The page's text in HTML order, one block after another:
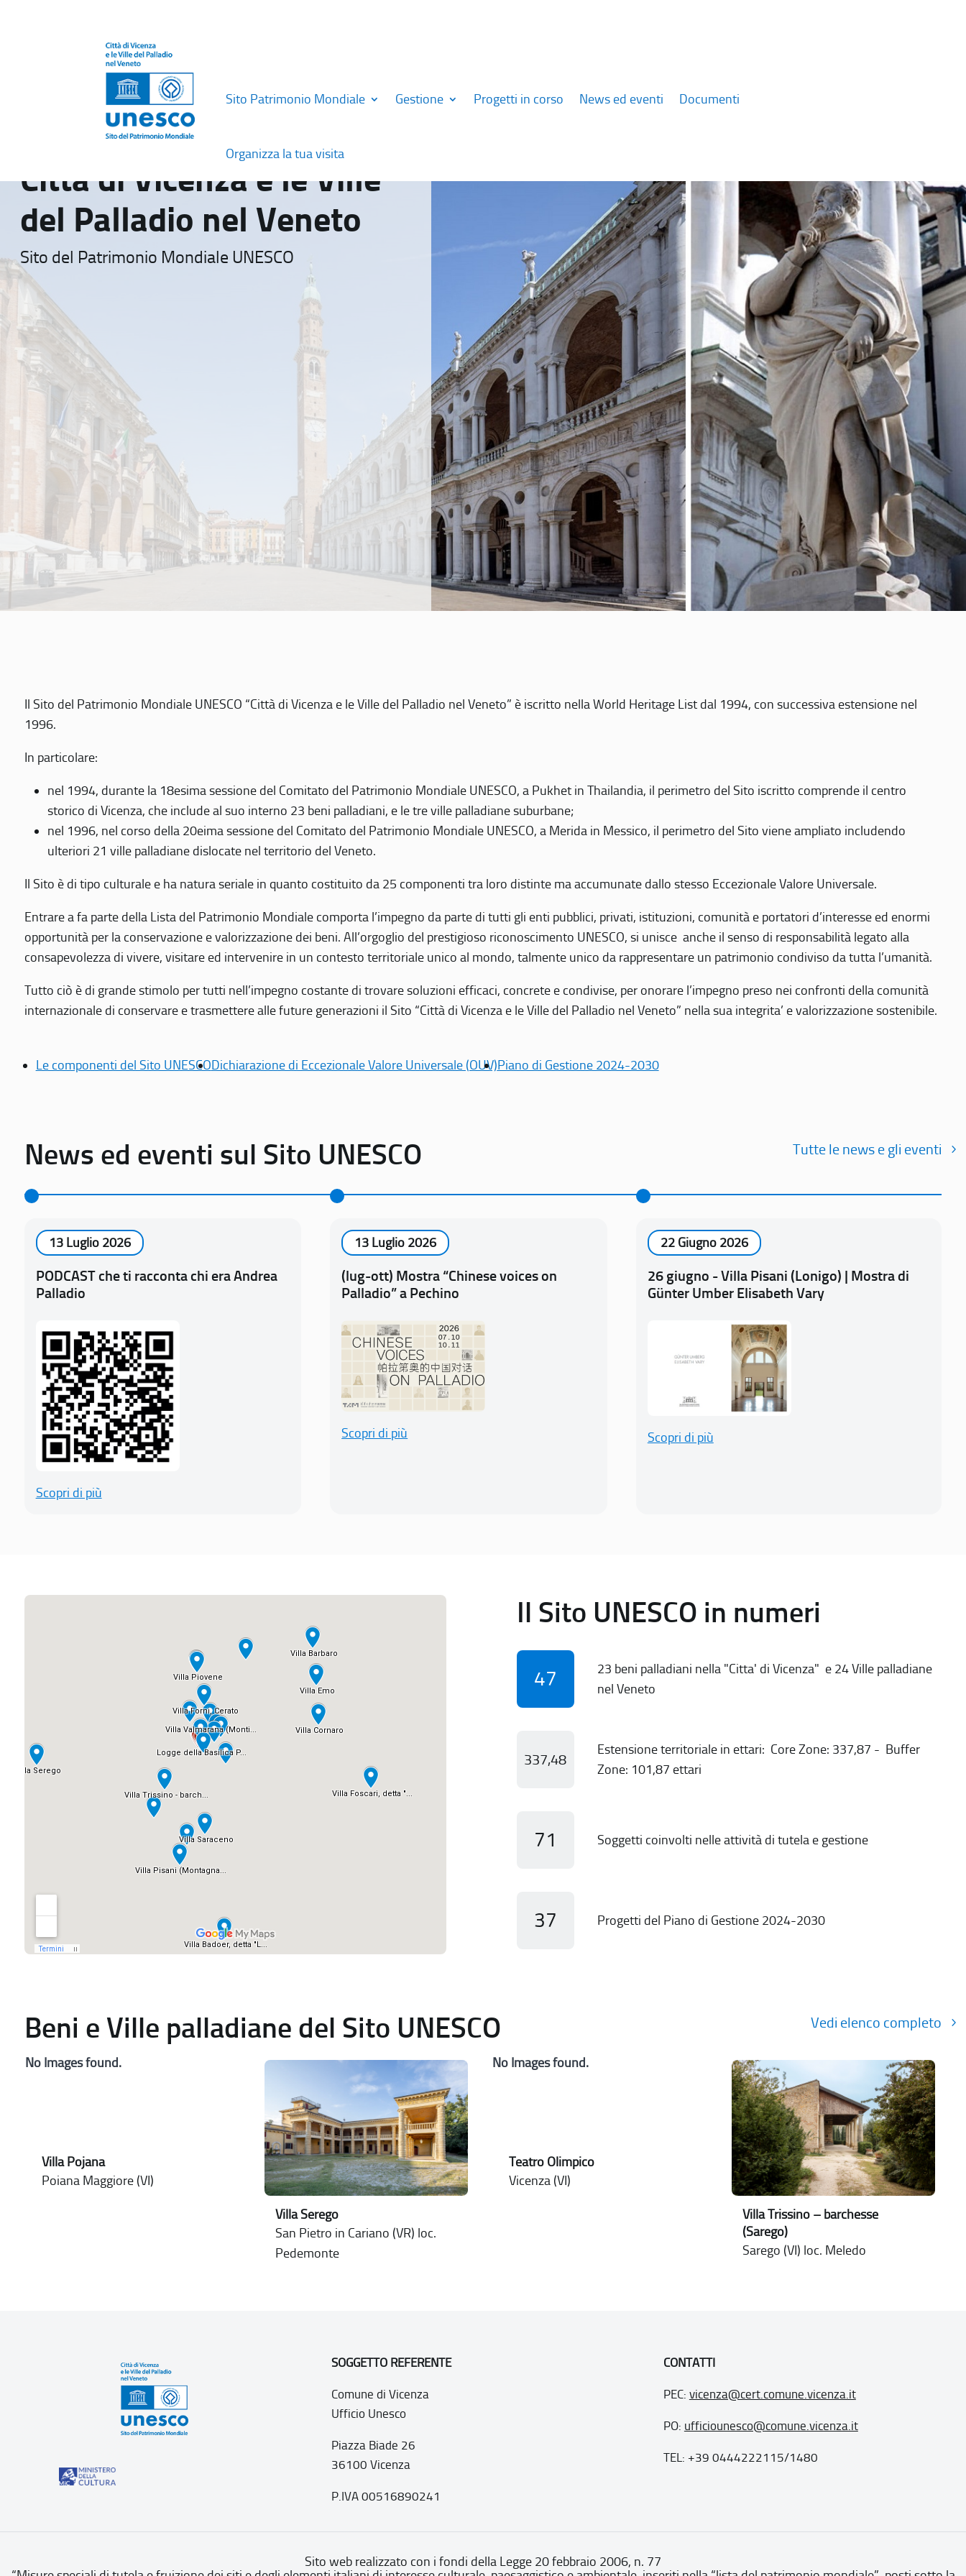
Sito Patrimonio Mondiale Gestione Progetti in corso News ed eventi Documenti
Organizza la tua visita
Città di Vicenza e le Ville
del Palladio nel Veneto
Sito del Patrimonio Mondiale UNESCO
Il Sito del Patrimonio Mondiale UNESCO “Città di Vicenza e le Ville del Palladio nel Veneto” è iscritto nella World Heritage List dal 1994, con successiva estensione nel
1996.
In particolare:
nel 1994, durante la 18esima sessione del Comitato del Patrimonio Mondiale UNESCO, a Pukhet in Thailandia, il perimetro del Sito iscritto comprende il centro
storico di Vicenza, che include al suo interno 23 beni palladiani, e le tre ville palladiane suburbane;
nel 1996, nel corso della 20eima sessione del Comitato del Patrimonio Mondiale UNESCO, a Merida in Messico, il perimetro del Sito viene ampliato includendo
ulteriori 21 ville palladiane dislocate nel territorio del Veneto.
Il Sito è di tipo culturale e ha natura seriale in quanto costituito da 25 componenti tra loro distinte ma accumunate dallo stesso Eccezionale Valore Universale.
Entrare a fa parte della Lista del Patrimonio Mondiale comporta l’impegno da parte di tutti gli enti pubblici, privati, istituzioni, comunità e portatori d’interesse ed enormi
opportunità per la conservazione e valorizzazione dei beni. All’orgoglio del prestigioso riconoscimento UNESCO, si unisce anche il senso di responsabilità legato alla
consapevolezza di vivere, visitare ed intervenire in un contesto territoriale unico al mondo, talmente unico da rappresentare un patrimonio condiviso da tutta l’umanità.
Tutto ciò è di grande stimolo per tutti nell’impegno costante di trovare soluzioni efficaci, concrete e condivise, per onorare l’impegno preso nei confronti della comunità
internazionale di conservare e trasmettere alle future generazioni il Sito “Città di Vicenza e le Ville del Palladio nel Veneto” nella sua integrita’ e valorizzazione sostenibile.
Le componenti del Sito UNESCODichiarazione di Eccezionale Valore Universale (OUV)Piano di Gestione 2024-2030
News ed eventi sul Sito UNESCO Tutte le news e gli eventi
13 Luglio 2026
PODCAST che ti racconta chi era Andrea
Palladio
Scopri di più
13 Luglio 2026
(lug-ott) Mostra “Chinese voices on
Palladio” a Pechino
Scopri di più
22 Giugno 2026
26 giugno - Villa Pisani (Lonigo) | Mostra di
Günter Umber Elisabeth Vary
Scopri di più
Il Sito UNESCO in numeri
47
23 beni palladiani nella "Citta' di Vicenza" e 24 Ville palladiane
nel Veneto
337,48
Estensione territoriale in ettari: Core Zone: 337,87 - Buffer
Zone: 101,87 ettari
71 Soggetti coinvolti nelle attività di tutela e gestione
37 Progetti del Piano di Gestione 2024-2030
Beni e Ville palladiane del Sito UNESCO Vedi elenco completo
No Images found.
Villa Pojana
Poiana Maggiore (VI)
Villa Serego
San Pietro in Cariano (VR) loc.
Pedemonte
No Images found.
Teatro Olimpico
Vicenza (VI)
Villa Trissino – barchesse
(Sarego)
Sarego (VI) loc. Meledo
SOGGETTO REFERENTE
Comune di Vicenza
Ufficio Unesco
Piazza Biade 26
36100 Vicenza
P.IVA 00516890241
CONTATTI
PEC: vicenza@cert.comune.vicenza.it
PO: ufficiounesco@comune.vicenza.it
TEL: +39 0444222115/1480
Sito web realizzato con i fondi della Legge 20 febbraio 2006, n. 77